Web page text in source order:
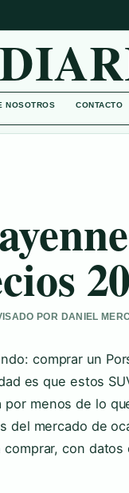
NOSOTROS CONTACTO
POR DANIEL
comprar un
es que estos
menos de lo
del mercado de
con